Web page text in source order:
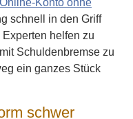
Online-Konto ohne
schnell in den Griff
helfen zu
Schuldenbremse zu
ein ganzes Stück
schwer